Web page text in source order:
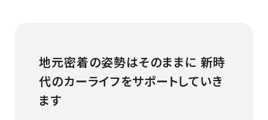
地元密着の姿勢はそのままに 新時
代のカーライフをサポートしていき
ます